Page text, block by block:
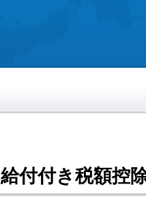
給付付き税額控